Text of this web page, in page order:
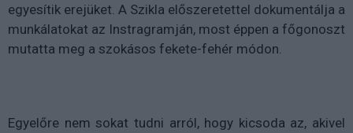
egyesítik erejüket. A Szikla előszeretettel dokumentálja a
munkálatokat az Instragramján, most éppen a főgonoszt
mutatta meg a szokásos fekete-fehér módon.
Egyelőre nem sokat tudni arról, hogy kicsoda az, akivel